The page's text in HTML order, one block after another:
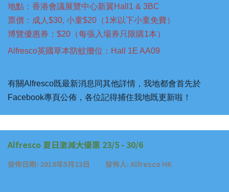
地點：香港會議展覽中心新翼Hall1 & 3BC
票價：成人$30, 小童$20（1米以下小童免費）
博覽優惠券：$20（每張入場券只限購1本）
Alfresco英國草本防蚊攤位：Hall 1E AA09
有關Alfresco既最新消息同其他詳情，我地都會首先於
Facebook專頁公佈，各位記得捕住我地既更新啦！
Alfresco 夏日激減大優惠 23/5 - 30/6
發佈日期: 2018年5月23日 發佈人: Alfresco HK